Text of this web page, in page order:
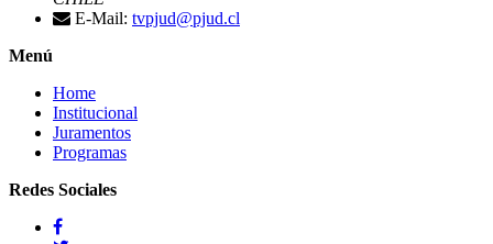
E-Mail: tvpjud@pjud.cl
Menú
Home
Institucional
Juramentos
Programas
Redes Sociales